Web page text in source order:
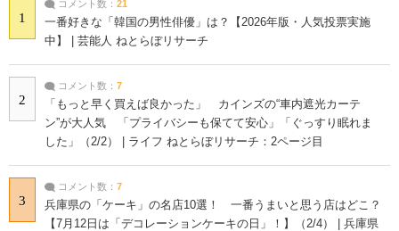
1
コメント数： 21
一番好きな「韓国の男性俳優」は？【2026年版・人気投票実施
中】 | 芸能人 ねとらぼリサーチ
2
コメント数： 7
「もっと早く買えば良かった」 カインズの“車内遮光カーテ
ン”が大人気 「プライバシーも保てて安心」「ぐっすり眠れま
した」（2/2） | ライフ ねとらぼリサーチ：2ページ目
3
コメント数： 7
兵庫県の「ケーキ」の名店10選！ 一番うまいと思う店はどこ？
【7月12日は「デコレーションケーキの日」！】（2/4） | 兵庫県